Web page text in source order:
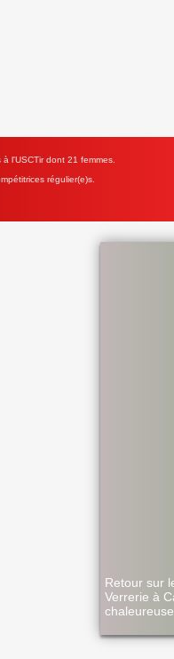
l'USCTir dont 21 femmes.
régulier(e)s.
Retour sur
Verrerie à